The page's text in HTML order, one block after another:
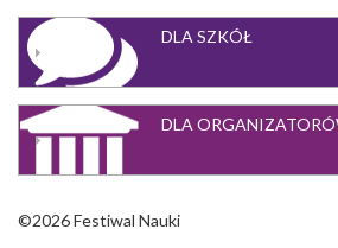
DLA SZKÓŁ
DLA
©2026 Festiwal Nauki